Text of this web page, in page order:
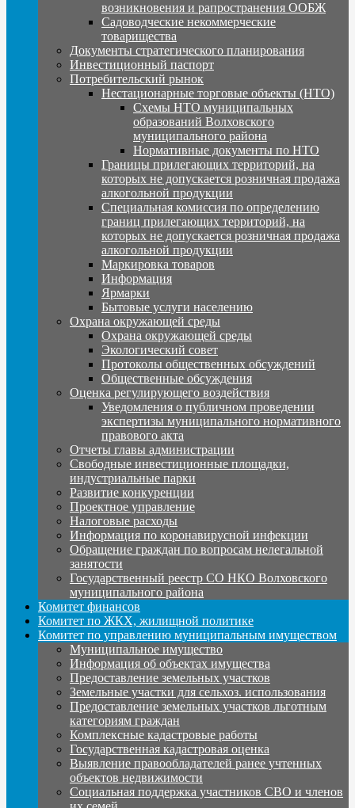
возникновения и рапространения ООБЖ
Садоводческие некоммерческие
товарищества
Документы стратегического планирования
Инвестиционный паспорт
Потребительский рынок
Нестационарные торговые объекты (НТО)
Схемы НТО муниципальных
образований Волховского
муниципального района
Нормативные документы по НТО
Границы прилегающих территорий, на
которых не допускается розничная продажа
алкогольной продукции
Специальная комиссия по определению
границ прилегающих территорий, на
которых не допускается розничная продажа
алкогольной продукции
Маркировка товаров
Информация
Ярмарки
Бытовые услуги населению
Охрана окружающей среды
Охрана окружающей среды
Экологический совет
Протоколы общественных обсуждений
Общественные обсуждения
Оценка регулирующего воздействия
Уведомления о публичном проведении
экспертизы муниципального нормативного
правового акта
Отчеты главы администрации
Свободные инвестиционные площадки,
индустриальные парки
Развитие конкуренции
Проектное управление
Налоговые расходы
Информация по коронавирусной инфекции
Обращение граждан по вопросам нелегальной
занятости
Государственный реестр СО НКО Волховского
муниципального района
Комитет финансов
Комитет по ЖКХ, жилищной политике
Комитет по управлению муниципальным имуществом
Муниципальное имущество
Информация об объектах имущества
Предоставление земельных участков
Земельные участки для сельхоз. использования
Предоставление земельных участков льготным
категориям граждан
Комплексные кадастровые работы
Государственная кадастровая оценка
Выявление правообладателей ранее учтенных
объектов недвижимости
Социальная поддержка участников СВО и членов